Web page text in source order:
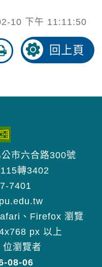
10 下午 11:11:50
友
善
回上頁
市六合路300號
轉3402
7401
、Firefox 瀏覽
px 以上
位瀏覽者
08-06